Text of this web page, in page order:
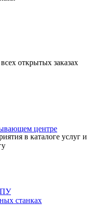
центре
станках
открытых заказах
в каталоге услуг и